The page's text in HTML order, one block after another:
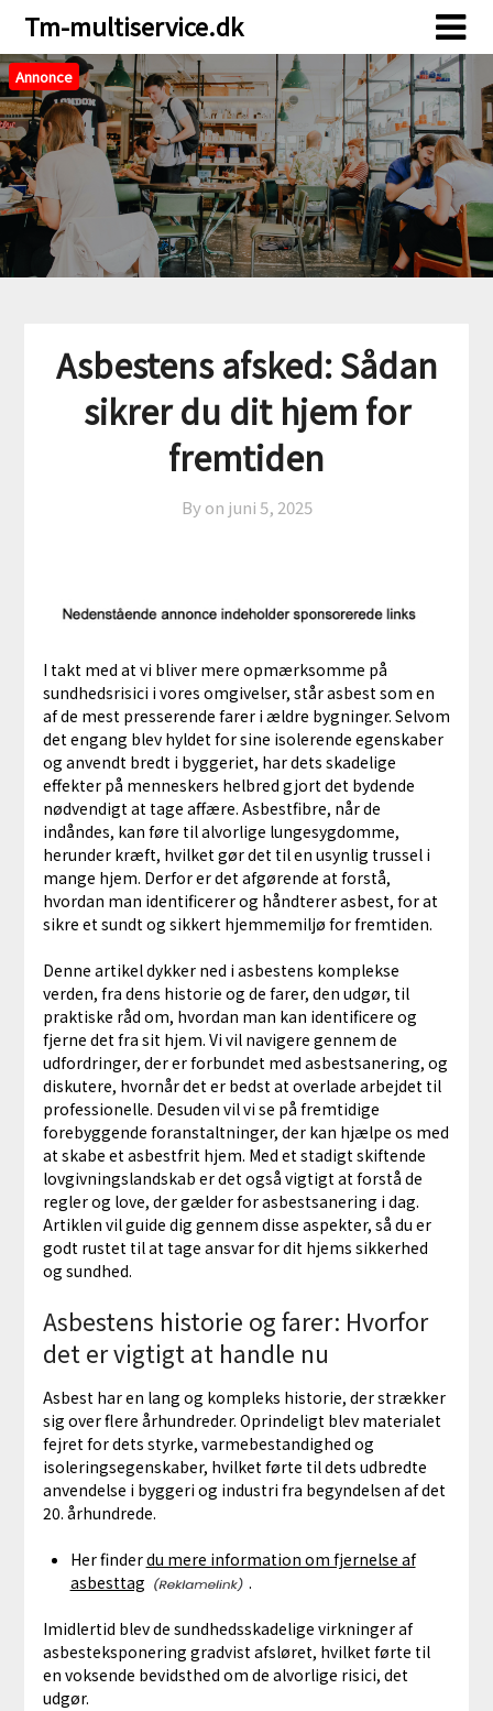
Skip
content
Skip
content
Tm-multiservice.dk
Annonce
Asbestens afsked: Sådan
sikrer du dit hjem for
fremtiden
By on juni 5, 2025
I takt med at vi bliver mere opmærksomme på
sundhedsrisici i vores omgivelser, står asbest som en
af de mest presserende farer i ældre bygninger. Selvom
det engang blev hyldet for sine isolerende egenskaber
og anvendt bredt i byggeriet, har dets skadelige
effekter på menneskers helbred gjort det bydende
nødvendigt at tage affære. Asbestfibre, når de
indåndes, kan føre til alvorlige lungesygdomme,
herunder kræft, hvilket gør det til en usynlig trussel i
mange hjem. Derfor er det afgørende at forstå,
hvordan man identificerer og håndterer asbest, for at
sikre et sundt og sikkert hjemmemiljø for fremtiden.
Denne artikel dykker ned i asbestens komplekse
verden, fra dens historie og de farer, den udgør, til
praktiske råd om, hvordan man kan identificere og
fjerne det fra sit hjem. Vi vil navigere gennem de
udfordringer, der er forbundet med asbestsanering, og
diskutere, hvornår det er bedst at overlade arbejdet til
professionelle. Desuden vil vi se på fremtidige
forebyggende foranstaltninger, der kan hjælpe os med
at skabe et asbestfrit hjem. Med et stadigt skiftende
lovgivningslandskab er det også vigtigt at forstå de
regler og love, der gælder for asbestsanering i dag.
Artiklen vil guide dig gennem disse aspekter, så du er
godt rustet til at tage ansvar for dit hjems sikkerhed
og sundhed.
Asbestens historie og farer: Hvorfor
det er vigtigt at handle nu
Asbest har en lang og kompleks historie, der strækker
sig over flere århundreder. Oprindeligt blev materialet
fejret for dets styrke, varmebestandighed og
isoleringsegenskaber, hvilket førte til dets udbredte
anvendelse i byggeri og industri fra begyndelsen af det
20. århundrede.
Her finderdu mere information om fjernelse af
asbesttag
.
Imidlertid blev de sundhedsskadelige virkninger af
asbesteksponering gradvist afsløret, hvilket førte til
en voksende bevidsthed om de alvorlige risici, det
udgør.